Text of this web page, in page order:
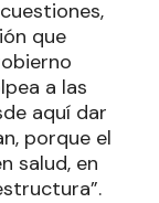
que
a las
aquí dar
porque el
salud, en